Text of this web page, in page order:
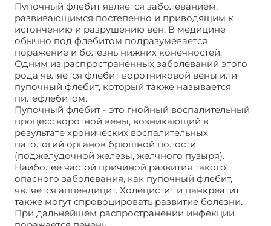
Пупочный флебит является заболеванием,
развивающимся постепенно и приводящим к
истончению и разрушению вен. В медицине
обычно под флебитом подразумевается
поражение и болезнь нижних конечностей.
Одним из распространенных заболеваний этого
рода является флебит воротниковой вены или
пупочный флебит, который также называется
пилефлебитом.
Пупочный флебит - это гнойный воспалительный
процесс воротной вены, возникающий в
результате хронических воспалительных
патологий органов брюшной полости
(поджелудочной железы, желчного пузыря).
Наиболее частой причиной развития такого
опасного заболевания, как пупочный флебит,
является аппендицит. Холецистит и панкреатит
также могут спровоцировать развитие болезни.
При дальнейшем распространении инфекции